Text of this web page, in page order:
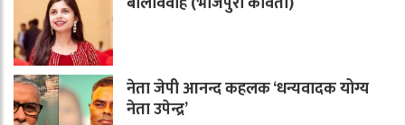
नेता जेपी आनन्द कहलक ‘धन्यवादक योग्य
नेता उपेन्द्र’